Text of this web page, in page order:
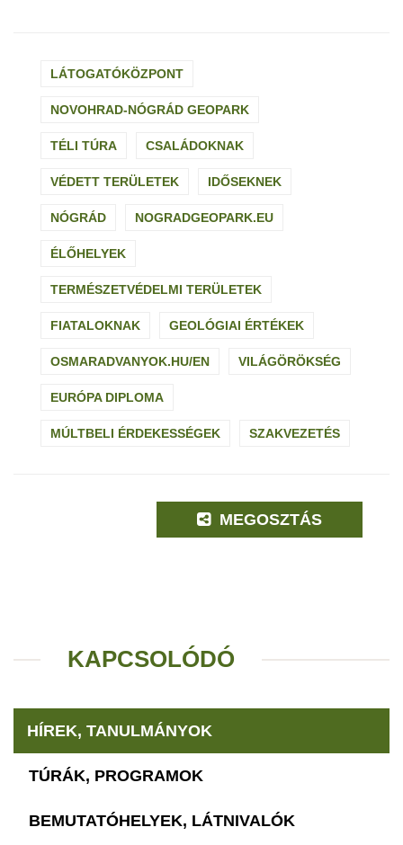
LÁTOGATÓKÖZPONT
NOVOHRAD-NÓGRÁD GEOPARK
TÉLI TÚRA CSALÁDOKNAK
VÉDETT TERÜLETEK IDŐSEKNEK
NÓGRÁD NOGRADGEOPARK.EU
ÉLŐHELYEK
TERMÉSZETVÉDELMI TERÜLETEK
FIATALOKNAK GEOLÓGIAI ÉRTÉKEK
OSMARADVANYOK.HU/EN VILÁGÖRÖKSÉG
EURÓPA DIPLOMA
MÚLTBELI ÉRDEKESSÉGEK SZAKVEZETÉS
MEGOSZTÁS
KAPCSOLÓDÓ
HÍREK, TANULMÁNYOK
TÚRÁK, PROGRAMOK
BEMUTATÓHELYEK, LÁTNIVALÓK